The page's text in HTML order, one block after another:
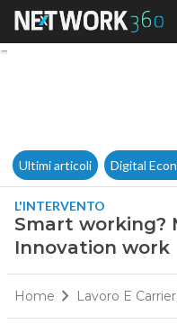
Ultimi articoli Digital
L'INTERVENTO
Smart working?
Innovation work
Home Lavoro E